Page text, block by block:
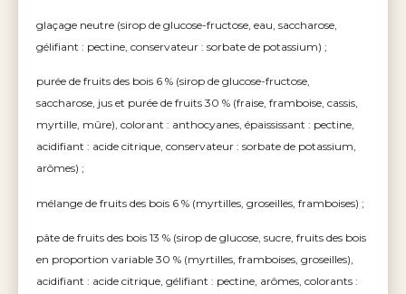
glaçage neutre (sirop de glucose-fructose, eau, saccharose,
gélifiant : pectine, conservateur : sorbate de potassium) ;
purée de fruits des bois 6 % (sirop de glucose-fructose,
saccharose, jus et purée de fruits 30 % (fraise, framboise, cassis,
myrtille, mûre), colorant : anthocyanes, épaississant : pectine,
acidifiant : acide citrique, conservateur : sorbate de potassium,
arômes) ;
mélange de fruits des bois 6 % (myrtilles, groseilles, framboises) ;
pâte de fruits des bois 13 % (sirop de glucose, sucre, fruits des bois
en proportion variable 30 % (myrtilles, framboises, groseilles),
acidifiant : acide citrique, gélifiant : pectine, arômes, colorants :